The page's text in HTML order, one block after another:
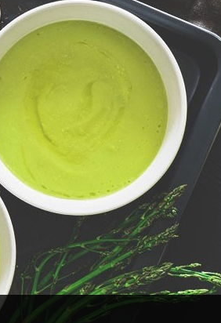
Cereali
Merende
Dolcificanti
Patate-Verdure-Frutta
Pastellati / Panati
Pasta
Pizza-Pane-Piadina
Dessert-Croissant